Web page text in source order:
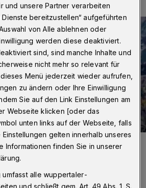
und unsere Partner verarbeiten
Dienste bereitzustellen“ aufgeführten
von Alle ablehnen oder
werden diese deaktiviert.
sind, sind manche Inhalte und
nicht mehr so relevant für
Menü jederzeit wieder aufrufen,
zu ändern oder Ihre Einwilligung
Sie auf den Link Einstellungen am
Webseite klicken [oder das
unten links auf der Webseite, falls
gelten innerhalb unseres
Informationen finden Sie in unserer
umfasst alle wuppertaler-